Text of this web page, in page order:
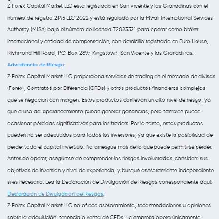
Z Forex Capital Market LLC está registrada en San Vicente y las Granadinas con el
número de registro 2145 LLC 2022 y está regulada por la Mwali International Services
Authority (MISA) bajo el número de licencia T2023321 para operar como bróker
internacional y entidad de compensación, con domicilio registrado en Euro House,
Richmond Hill Road, P.O. Box 2897, Kingstown, San Vicente y las Granadinas.
Advertencia de Riesgo:
Z Forex Capital Market LLC proporciona servicios de trading en el mercado de divisas
(Forex), Contratos por Diferencia (CFDs) y otros productos financieros complejos
que se negocian con margen. Estos productos conllevan un alto nivel de riesgo, ya
que el uso del apalancamiento puede generar ganancias, pero también puede
ocasionar pérdidas significativas para los traders. Por lo tanto, estos productos
pueden no ser adecuados para todos los inversores, ya que existe la posibilidad de
perder todo el capital invertido. No arriesgue más de lo que puede permitirse perder.
Antes de operar, asegúrese de comprender los riesgos involucrados, considere sus
objetivos de inversión y nivel de experiencia, y busque asesoramiento independiente
si es necesario. Lea la Declaración de Divulgación de Riesgos correspondiente aquí:
Declaración de Divulgación de Riesgos.
Z Forex Capital Market LLC no ofrece asesoramiento, recomendaciones u opiniones
sobre la adquisición, tenencia o venta de CFDs. La empresa opera únicamente